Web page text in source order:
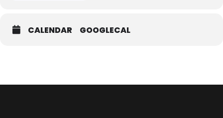
CALENDAR GOOGLECAL